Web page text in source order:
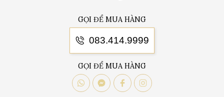
GỌI ĐỂ MUA HÀNG
083.414.9999
GỌI ĐỂ MUA HÀNG